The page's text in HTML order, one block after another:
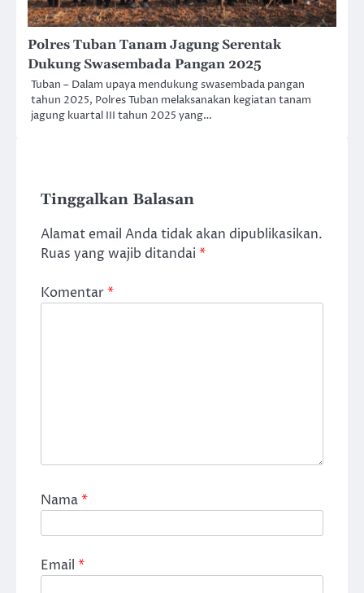
Polres Tuban Tanam Jagung Serentak
Dukung Swasembada Pangan 2025
Tuban – Dalam upaya mendukung swasembada pangan
tahun 2025, Polres Tuban melaksanakan kegiatan tanam
jagung kuartal III tahun 2025 yang…
Tinggalkan Balasan
Alamat email Anda tidak akan dipublikasikan.
Ruas yang wajib ditandai *
Komentar*
Nama*
Email *